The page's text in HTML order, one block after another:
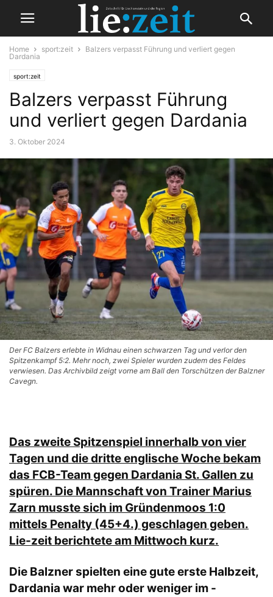
Home sport:zeit
Balzers verpasst Führung und verliert gegen
Dardania
sport:zeit
Balzers verpasst Führung
und verliert gegen Dardania
3. Oktober 2024
Der FC Balzers erlebte in Widnau einen schwarzen Tag und verlor den
Spitzenkampf 5:2. Mehr noch, zwei Spieler wurden zudem des Feldes
verwiesen. Das Archivbild zeigt vorne am Ball den Torschützen der Balzner
Cavegn.
Das zweite Spitzenspiel innerhalb von vier
Tagen und die dritte englische Woche bekam
das FCB-Team gegen Dardania St. Gallen zu
spüren. Die Mannschaft von Trainer Marius
Zarn musste sich im Gründenmoos 1:0
mittels Penalty (45+4.) geschlagen geben.
Lie-zeit berichtete am Mittwoch kurz.
Die Balzner spielten eine gute erste Halbzeit,
Dardania war mehr oder weniger im -